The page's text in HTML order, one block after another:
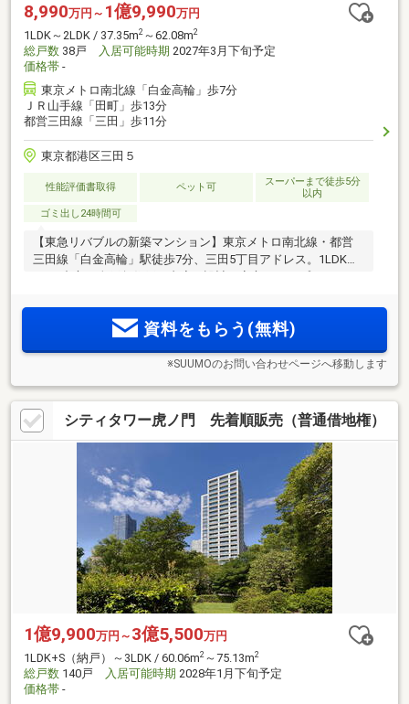
8,990万円～ 1億9,990万円
1LDK～2LDK / 37.35m2 ～62.08m2
総戸数 38戸 入居可能時期 2027年3月下旬予定
価格帯 -
東京メトロ南北線「白金高輪」歩7分
ＪＲ山手線「田町」歩13分
都営三田線「三田」歩11分
東京都港区三田５
性能評価書取得 ペット可
スーパーまで徒歩5分
以内
ゴミ出し24時間可
【東急リバブルの新築マンション】東京メトロ南北線・都営
三田線「白金高輪」駅徒歩7分、三田5丁目アドレス。1LDK・
認定取得
資料をもらう(無料)
※SUUMOのお問い合わせページへ移動します
シティタワー虎ノ門 先着順販売（普通借地権）
1億9,900万円～ 3億5,500万円
1LDK+S（納戸）～3LDK / 60.06m2 ～75.13m2
総戸数 140戸 入居可能時期 2028年1月下旬予定
価格帯 -